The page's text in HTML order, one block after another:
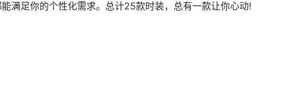
满足你的个性化需求。总计25款时装，总有一款让你心动!